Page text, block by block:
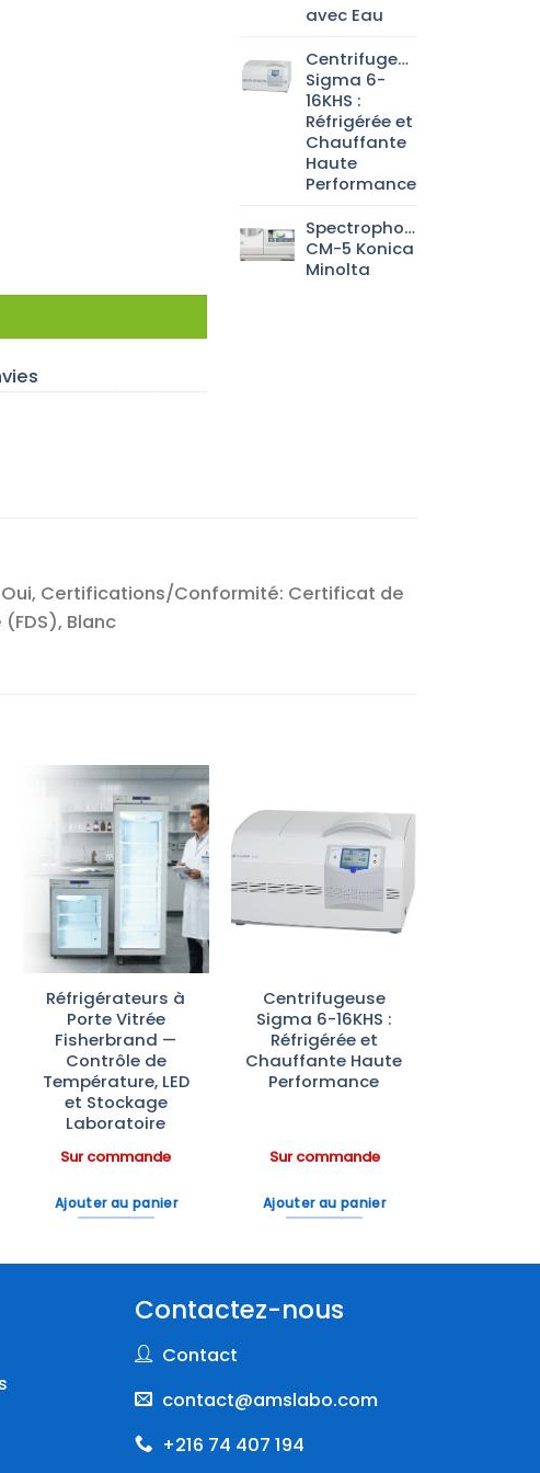
avec Eau
Centrifugeuse
Sigma 6-
16KHS :
Réfrigérée et
Chauffante
Haute
Performance
Spectrophotomètre
CM-5 Konica
Minolta
Oui, Certifications/Conformité: Certificat de
Blanc
Ajouter
à la liste
d’envies
Réfrigérateurs à
Porte Vitrée
Fisherbrand —
Contrôle de
Température, LED
et Stockage
Laboratoire
Sur commande
Ajouter au panier
Ajouter
d’envies
Centrifugeuse
Sigma 6-16KHS :
Réfrigérée et
Chauffante Haute
Performance
Sur commande
Ajouter au panier
Contactez-nous
Contact
contact@amslabo.com
+216 74 407 194